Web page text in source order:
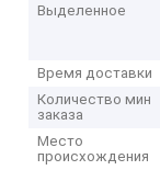
Выделенное
Время доставки
Количество мин
заказа
Место
происхождения